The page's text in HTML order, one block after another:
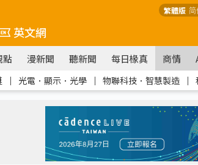
繁體版 简
英文網
點 漫新聞 聽新聞 每日椽真 商情
｜ 光電．顯示．光學 ｜ 物聯科技．智慧製造 ｜